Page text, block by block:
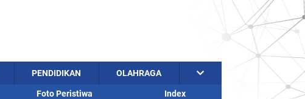
PENDIDIKAN OLAHRAGA
Foto Peristiwa Index